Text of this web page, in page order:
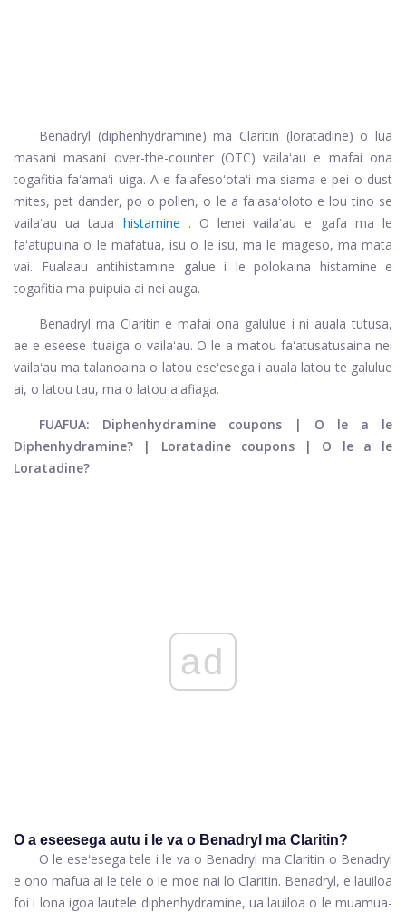
Benadryl (diphenhydramine) ma Claritin (loratadine) o lua
masani masani over-the-counter (OTC) vailaʻau e mafai ona
togafitia faʻamaʻi uiga. A e faʻafesoʻotaʻi ma siama e pei o dust
mites, pet dander, po o pollen, o le a faʻasaʻoloto e lou tino se
vailaʻau ua taua histamine . O lenei vailaʻau e gafa ma le
faʻatupuina o le mafatua, isu o le isu, ma le mageso, ma mata
vai. Fualaau antihistamine galue i le polokaina histamine e
togafitia ma puipuia ai nei auga.
Benadryl ma Claritin e mafai ona galulue i ni auala tutusa,
ae e eseese ituaiga o vailaʻau. O le a matou faʻatusatusaina nei
vailaʻau ma talanoaina o latou eseʻesega i auala latou te galulue
ai, o latou tau, ma o latou aʻafiaga.
FUAFUA: Diphenhydramine coupons | O le a le
Diphenhydramine? | Loratadine coupons | O le a le
Loratadine?
ad
O a eseesega autu i le va o Benadryl ma Claritin?
O le eseʻesega tele i le va o Benadryl ma Claritin o Benadryl
e ono mafua ai le tele o le moe nai lo Claritin. Benadryl, e lauiloa
foi i lona igoa lautele diphenhydramine, ua lauiloa o le muamua-